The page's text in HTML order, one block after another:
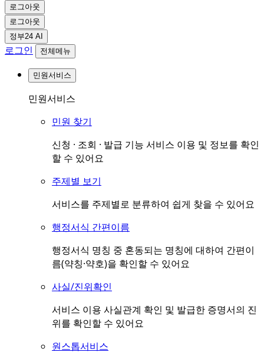
로그아웃
로그아웃
정부24 AI
로그인 전체메뉴
민원서비스
민원서비스
민원 찾기
신청 · 조회 · 발급 기능 서비스 이용 및 정보를 확인
할 수 있어요
주제별 보기
서비스를 주제별로 분류하여 쉽게 찾을 수 있어요
행정서식 간편이름
행정서식 명칭 중 혼동되는 명칭에 대하여 간편이
름(약칭·약호)을 확인할 수 있어요
사실/진위확인
서비스 이용 사실관계 확인 및 발급한 증명서의 진
위를 확인할 수 있어요
원스톱서비스